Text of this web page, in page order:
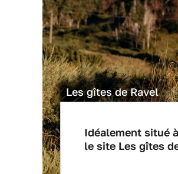
Les gîtes de Ravel
Idéalement situé
le site Les gîtes